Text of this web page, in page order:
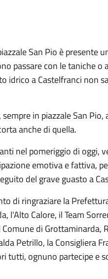
San Pio è presente
passare con le taniche o
idrico a Castelfranci non
in piazzale San Pio,
anche di quella.
nel pomeriggio di oggi,
emotiva e fattiva,
del grave guasto a
di ringraziare la
l'Alto Calore, il Team
di Grottaminarda,
Petrillo, la Consigliera
tutti, ognuno partecipe e